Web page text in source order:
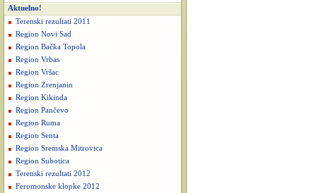
Aktuelno!
Terenski rezultati 2011
Region Novi Sad
Region Bačka Topola
Region Vrbas
Region Vršac
Region Zrenjanin
Region Kikinda
Region Pančevo
Region Ruma
Region Senta
Region Sremska Mitrovica
Region Subotica
Terenski rezultati 2012
Feromonske klopke 2012